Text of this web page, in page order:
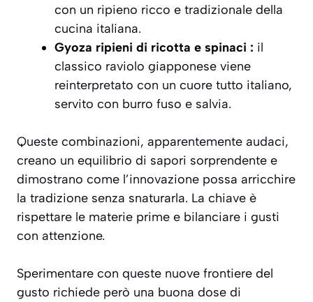
con un ripieno ricco e tradizionale della
cucina italiana.
Gyoza ripieni di ricotta e spinaci : il
classico raviolo giapponese viene
reinterpretato con un cuore tutto italiano,
servito con burro fuso e salvia.
Queste combinazioni, apparentemente audaci,
creano un equilibrio di sapori sorprendente e
dimostrano come l’innovazione possa arricchire
la tradizione senza snaturarla. La chiave è
rispettare le materie prime e bilanciare i gusti
con attenzione.
Sperimentare con queste nuove frontiere del
gusto richiede però una buona dose di